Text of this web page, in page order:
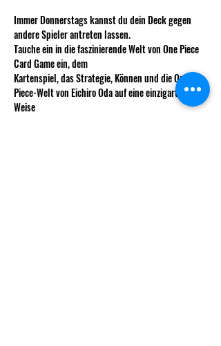
Immer Donnerstags kannst du dein Deck gegen
andere Spieler antreten lassen.
Tauche ein in die faszinierende Welt von One Piece
Card Game ein, dem
Kartenspiel, das Strategie, Können und die One-
Piece-Welt von Eichiro Oda auf eine einzigartige
Weise
verbindet.